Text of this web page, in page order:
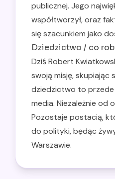
publicznej. Jego
współtworzył, oraz
się szacunkiem jako
Dziedzictwo / co
Dziś Robert
swoją misję, skupiając
dziedzictwo to przede
media. Niezależnie od
Pozostaje postacią,
do polityki, będąc
Warszawie.